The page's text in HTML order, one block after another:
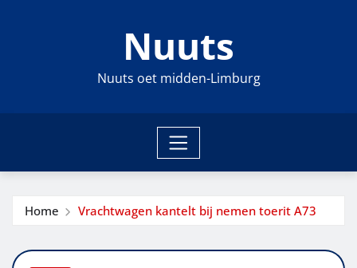
Nuuts
Nuuts oet midden-Limburg
Home Vrachtwagen kantelt bij nemen toerit A73